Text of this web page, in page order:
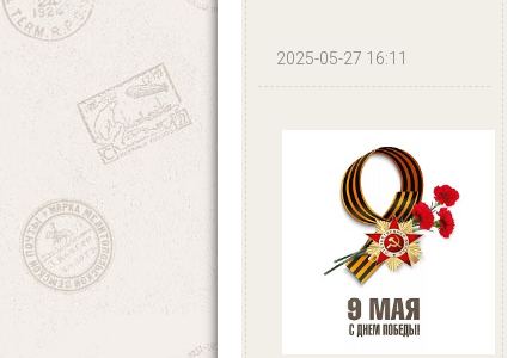
2025-05-27 16:11